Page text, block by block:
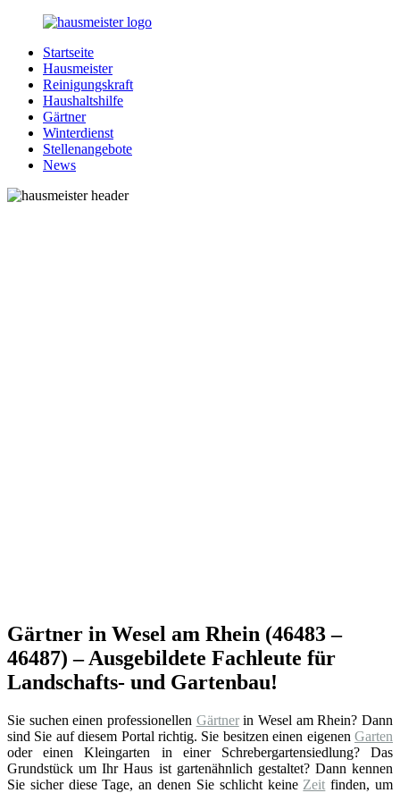
Zurück
Inhalt
Hausmeister.de
Alles
rund
Ihren
Haushalt
Startseite
Hausmeister
Reinigungskraft
Haushaltshilfe
Gärtner
Winterdienst
Stellenangebote
News
Gärtner in Wesel am Rhein (46483 –
46487) – Ausgebildete Fachleute für
Landschafts- und Gartenbau!
Sie suchen einen professionellen Gärtnerin Wesel am Rhein? Dann
sind Sie auf diesem Portal richtig. Sie besitzen einen eigenen Garten
oder einen Kleingarten in einer Schrebergartensiedlung? Das
Grundstück um Ihr Haus ist gartenähnlich gestaltet? Dann kennen
Sie sicher diese Tage, an denen Sie schlicht keine Zeit finden, um